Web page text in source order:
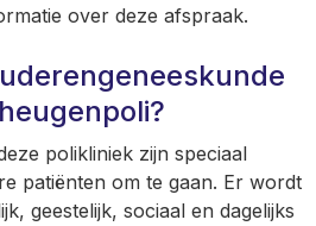
over deze afspraak.
polikliniek zijn speciaal
patiënten om te gaan. Er wordt
geestelijk, sociaal en dagelijks